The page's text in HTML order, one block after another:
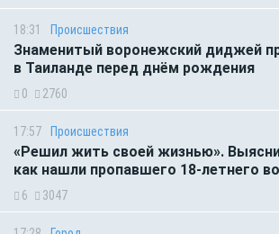
18:31 Происшествия
Знаменитый воронежский диджей
в Таиланде перед днём рождения
0 2760
17:57 Происшествия
«Решил жить своей жизнью».
как нашли пропавшего 18-летнего
6 3047